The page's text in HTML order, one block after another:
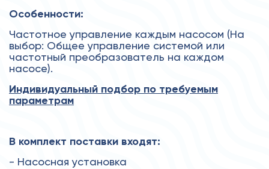
Особенности:
Частотное управление каждым насосом (На
выбор: Общее управление системой или
частотный преобразователь на каждом
насосе).
Индивидуальный подбор по требуемым
параметрам
В комплект поставки входят:
- Насосная установка